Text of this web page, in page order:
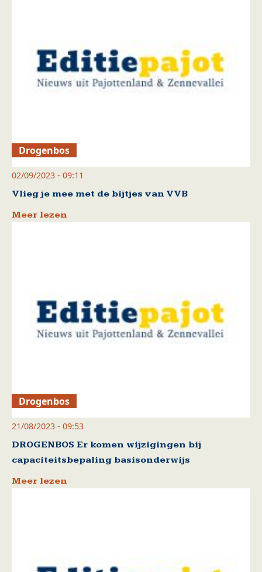
Drogenbos
02/09/2023 - 09:11
Vlieg je mee met de bijtjes van VVB
Meer lezen
Drogenbos
21/08/2023 - 09:53
DROGENBOS Er komen wijzigingen bij
capaciteitsbepaling basisonderwijs
Meer lezen